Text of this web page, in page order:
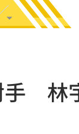
手 林